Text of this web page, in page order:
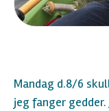
Mandag d.8/6
jeg fanger